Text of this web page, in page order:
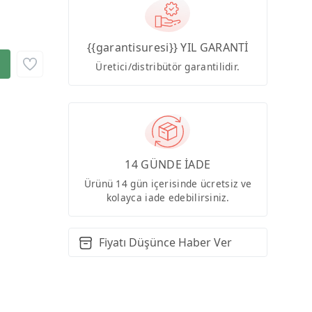
{{garantisuresi}} YIL GARANTİ
Üretici/distribütör garantilidir.
14 GÜNDE İADE
Ürünü 14 gün içerisinde ücretsiz ve
kolayca iade edebilirsiniz.
Fiyatı Düşünce Haber Ver